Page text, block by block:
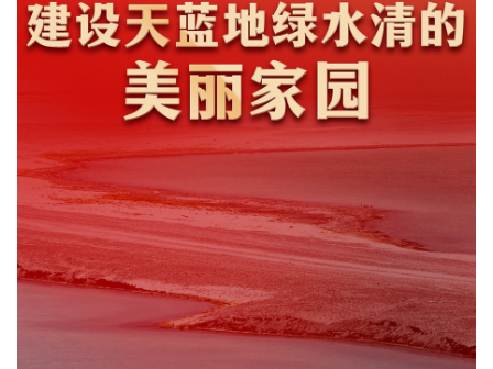
工业
装备制造 智能制造 制造2025 大国工匠
创新前沿 智慧教育 职业教育
三农
智慧农业 智慧乡村 基层之声
国防
国防建设 军民融合 兵器装备 军营风采